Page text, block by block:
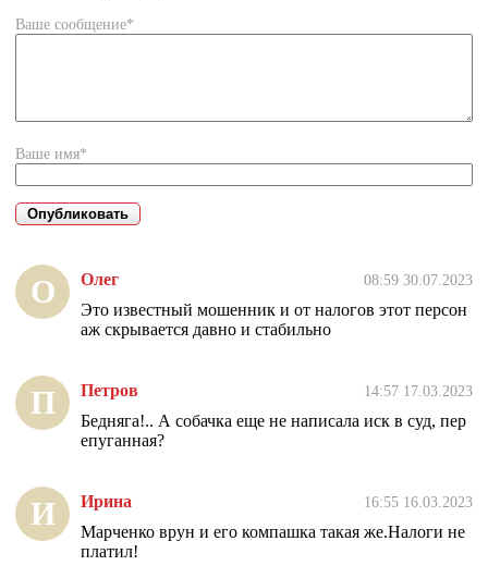
Ваше сообщение*
Ваше имя*
О Олег 08:59 30.07.2023
Это известный мошенник и от налогов этот персон
аж скрывается давно и стабильно
П Петров 14:57 17.03.2023
Бедняга!.. А собачка еще не написала иск в суд, пер
епуганная?
И Ирина 16:55 16.03.2023
Марченко врун и его компашка такая же.Налоги не
платил!